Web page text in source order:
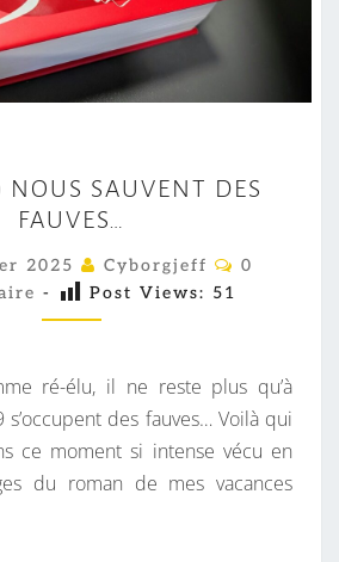
U
E
L
E
S
N
O
U
S
NOUS SAUVENT DES
FAUVES…
2025 Cyborgjeff
C
A
I
R
E
0
- Post Views: 51
ré-élu, il ne reste plus qu’à
des fauves… Voilà qui
ce moment si intense vécu en
du roman de mes vacances